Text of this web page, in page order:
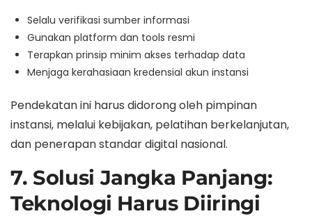
Selalu verifikasi sumber informasi
Gunakan platform dan tools resmi
Terapkan prinsip minim akses terhadap data
Menjaga kerahasiaan kredensial akun instansi
Pendekatan ini harus didorong oleh pimpinan
instansi, melalui kebijakan, pelatihan berkelanjutan,
dan penerapan standar digital nasional.
7. Solusi Jangka Panjang:
Teknologi Harus Diiringi